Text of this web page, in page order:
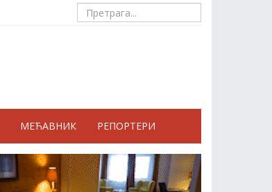
МЕЋАВНИК РЕПОРТЕРИ